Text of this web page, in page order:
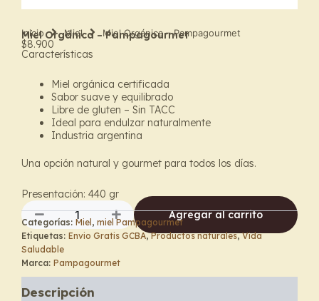
Inicio Miel Miel Orgánica – Pampagourmet
Miel Orgánica – Pampagourmet
$8.900
Características
Miel orgánica certificada
Sabor suave y equilibrado
Libre de gluten – Sin TACC
Ideal para endulzar naturalmente
Industria argentina
Una opción natural y gourmet para todos los días.
Presentación: 440 gr
Miel
Orgánica
–
Pampagourmet
cantidad
Agregar al carrito
Categorías: Miel , miel Pampagourmet
Etiquetas: Envio Gratis GCBA,Productos naturales,Vida
Saludable
Marca: Pampagourmet
Descripción